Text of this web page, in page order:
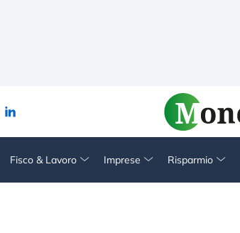
Fisco & Lavoro Imprese Risparmio